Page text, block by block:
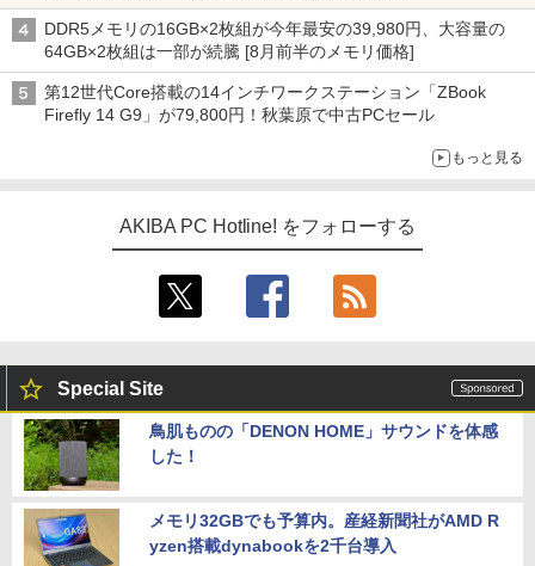
DDR5メモリの16GB×2枚組が今年最安の39,980円、大容量の
64GB×2枚組は一部が続騰 [8月前半のメモリ価格]
第12世代Core搭載の14インチワークステーション「ZBook
Firefly 14 G9」が79,800円！秋葉原で中古PCセール
もっと見る
AKIBA PC Hotline! をフォローする
Special Site
鳥肌ものの「DENON HOME」サウンドを体感
した！
メモリ32GBでも予算内。産経新聞社がAMD R
yzen搭載dynabookを2千台導入